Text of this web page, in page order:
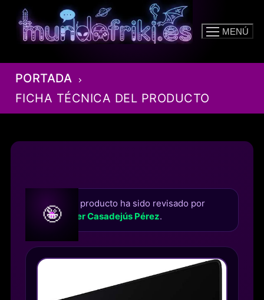
contenido
MENÚ
PORTADA
FICHA TÉCNICA DEL PRODUCTO
🤪 Este producto ha sido revisado por
Roger Casadejús Pérez.